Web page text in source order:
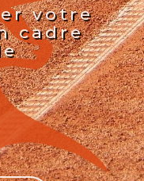
votre
cadre